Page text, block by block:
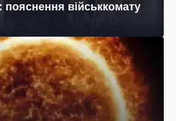
пояснення військкомату